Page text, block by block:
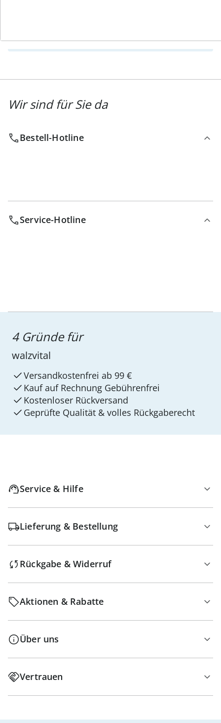
Wir sind für Sie da
Bestell-Hotline
Service-Hotline
4 Gründe für
walzvital
Versandkostenfrei ab 99 €
Kauf auf Rechnung Gebührenfrei
Kostenloser Rückversand
Geprüfte Qualität & volles Rückgaberecht
Service & Hilfe
Lieferung & Bestellung
Rückgabe & Widerruf
Aktionen & Rabatte
Über uns
Vertrauen